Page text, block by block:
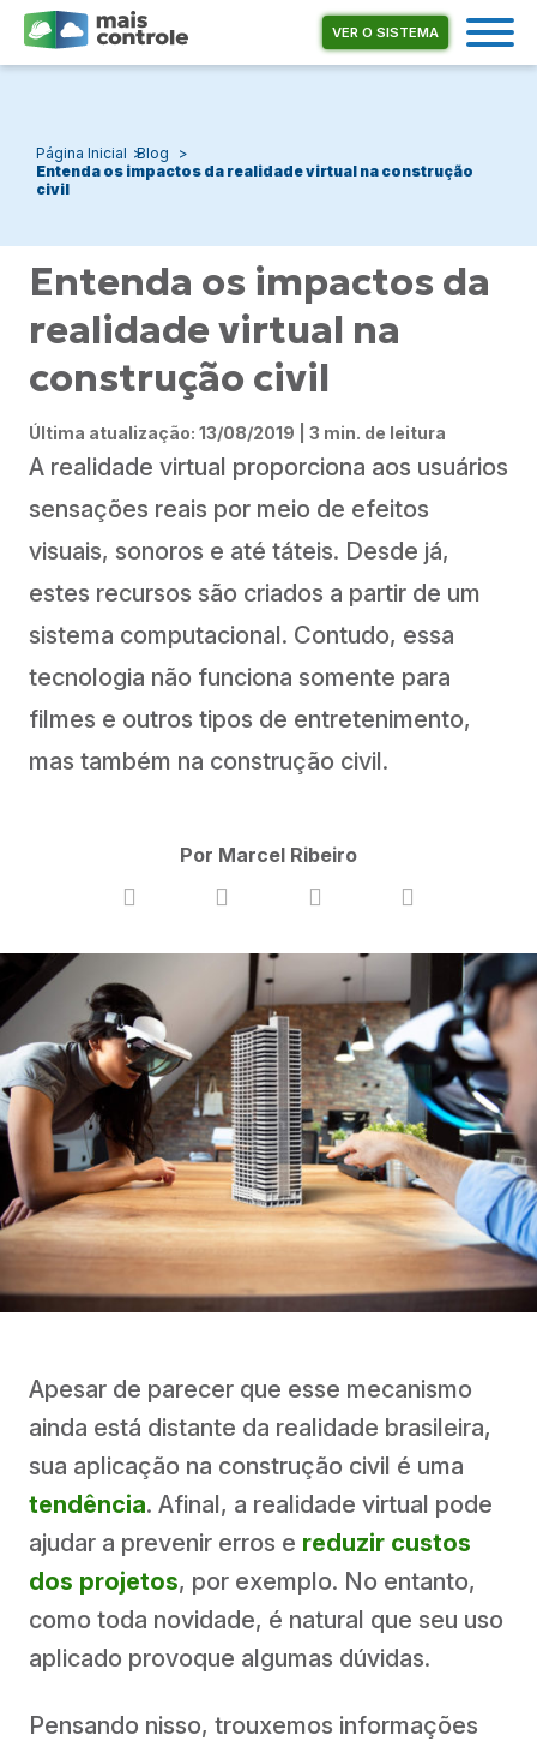
VER O SISTEMA
Página Inicial Blog
Entenda os impactos da realidade virtual na construção
civil
Entenda os impactos da
realidade virtual na
construção civil
Última atualização: 13/08/2019 | 3 min. de leitura
A realidade virtual proporciona aos usuários
sensações reais por meio de efeitos
visuais, sonoros e até táteis. Desde já,
estes recursos são criados a partir de um
sistema computacional. Contudo, essa
tecnologia não funciona somente para
filmes e outros tipos de entretenimento,
mas também na construção civil.
Por Marcel Ribeiro
Apesar de parecer que esse mecanismo
ainda está distante da realidade brasileira,
sua aplicação na construção civil é uma
tendência. Afinal, a realidade virtual pode
ajudar a prevenir erros e reduzir custos
dos projetos, por exemplo. No entanto,
como toda novidade, é natural que seu uso
aplicado provoque algumas dúvidas.
Pensando nisso, trouxemos informações